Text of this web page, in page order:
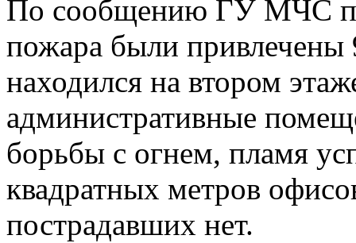
По сообщению ГУ МЧС
пожара были привлечены
находился на втором
административные
борьбы с огнем, пламя
квадратных метров
пострадавших нет.